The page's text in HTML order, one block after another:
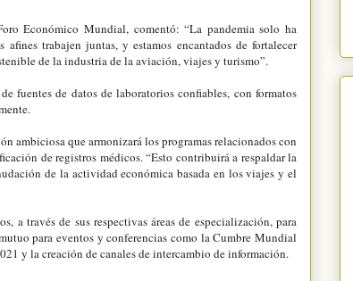
Económico Mundial, comentó: “La pandemia solo ha
trabajen juntas, y estamos encantados de fortalecer
de la industria de la aviación, viajes y turismo”.
fuentes de datos de laboratorios confiables, con formatos
ambiciosa que armonizará los programas relacionados con
de registros médicos. “Esto contribuirá a respaldar la
de la actividad económica basada en los viajes y el
a través de sus respectivas áreas de especialización, para
para eventos y conferencias como la Cumbre Mundial
y la creación de canales de intercambio de información.